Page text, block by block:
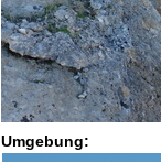
Umgebung: